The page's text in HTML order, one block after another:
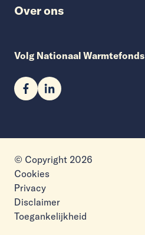
Over ons
Volg Nationaal Warmtefonds
© Copyright 2026
Cookies
Privacy
Disclaimer
Toegankelijkheid